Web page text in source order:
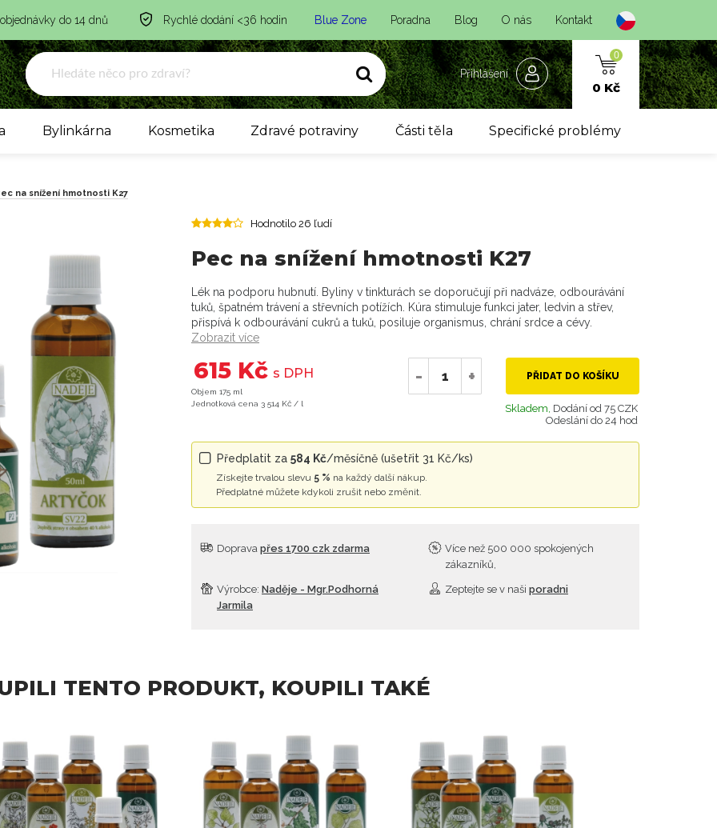
do 14 dnů Rychlé dodání <36 hodin Blue Zone Poradna Blog O nás Kontakt
0
0 Kč
Přihlášení
Bylinkárna Kosmetika Zdravé potraviny Části těla Specifické problémy
na snížení hmotnosti K27
Hodnotilo 26 ľudí
Pec na snížení hmotnosti K27
Lék na podporu hubnutí. Byliny v tinkturách se doporučují při nadváze, odbourávání
tuků, špatném trávení a střevních potížích. Kúra stimuluje funkci jater, ledvin a střev,
přispívá k odbourávání cukrů a tuků, posiluje organismus, chrání srdce a cévy.
Zobrazit více
615 Kč s DPH
Objem 175 ml
Jednotková cena 3 514 Kč / l
- + PŘIDAT DO KOŠÍKU
Skladem, Dodání od 75 CZK
Odeslání do 24 hod
Předplatit za 584 Kč/měsíčně (ušetřit 31 Kč/ks)
Získejte trvalou slevu 5 % na každý další nákup.
Předplatné můžete kdykoli zrušit nebo změnit.
Doprava přes 1700 czk zdarma
Více než 500 000 spokojených
zákazníků,
Výrobce: Naděje - Mgr.Podhorná
Jarmila
Zeptejte se v naši poradni
TENTO PRODUKT, KOUPILI TAKÉ